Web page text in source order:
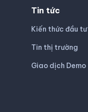
Tin tức
Kiến thức đầu tư
Tin thị trường
Giao dịch Demo